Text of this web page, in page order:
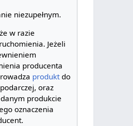
niezupełnym.
w razie
Jeżeli
producenta
produktdo
oraz
produkcie
oznaczenia